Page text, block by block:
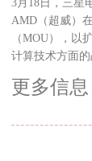
3月18日，三星
AMD（超威）
（MOU），以
计算技术方面
更多信息